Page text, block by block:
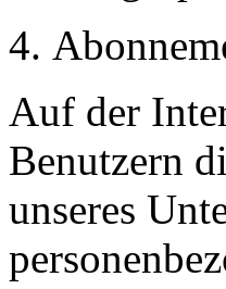
Auf der
Benutzern
unseres